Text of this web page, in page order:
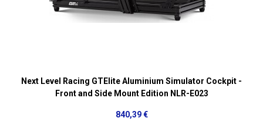
Next Level Racing GTElite Aluminium Simulator Cockpit -
Front and Side Mount Edition NLR-E023
840,39 €